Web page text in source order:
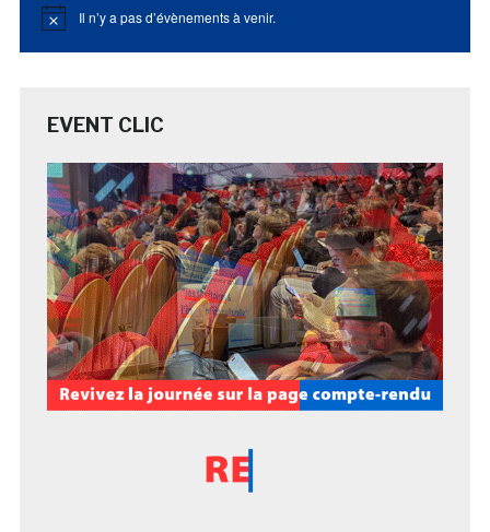
Notice Il n’y a pas d’évènements à venir.
EVENT CLIC